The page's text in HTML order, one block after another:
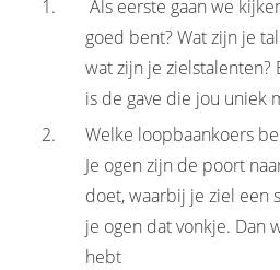
Als eerste gaan we
goed bent? Wat zijn je
wat zijn je zielstalenten?
is de gave die jou uniek
Welke loopbaankoers
Je ogen zijn de poort
doet, waarbij je ziel een
je ogen dat vonkje. Dan
hebt